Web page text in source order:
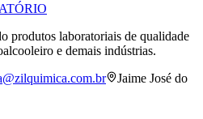
produtos laboratoriais de qualidade
e demais indústrias.
Jaime José do